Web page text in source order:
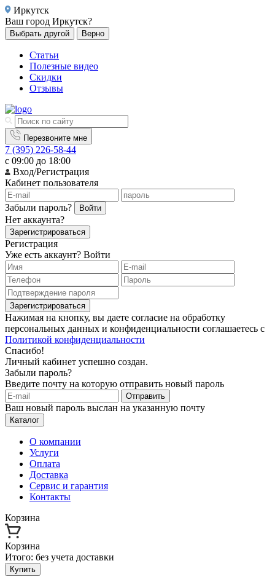
Иркутск
Ваш город Иркутск?
Выбрать другой Верно
Статьи
Полезные видео
Скидки
Отзывы
Перезвоните мне
7 (395) 226-58-44
с 09:00 до 18:00
Вход/Регистрация
Кабинет пользователя
Забыли пароль? Войти
Нет аккаунта?
Зарегистрироваться
Регистрация
Уже есть аккаунт? Войти
Зарегистрироваться
Нажимая на кнопку, вы даете согласие на обработку
персональных данных и конфиденциальности соглашаетесь с
Политикой конфиденциальности
Спасибо!
Личный кабинет успешно создан.
Забыли пароль?
Введите почту на которую отправить новый пароль
Отправить
Ваш новый пароль выслан на указанную почту
Каталог
О компании
Услуги
Оплата
Доставка
Сервис и гарантия
Контакты
Корзина
Корзина
Итого: без учета доставки
Купить